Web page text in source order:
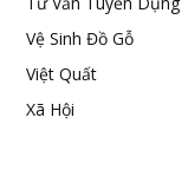
Vệ Sinh Đồ Gỗ
Việt Quất
Xã Hội